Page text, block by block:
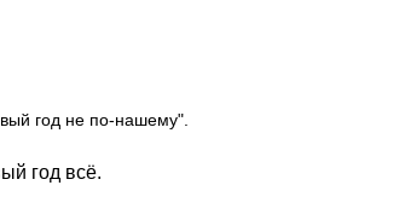
год не по-нашему".
год всё.